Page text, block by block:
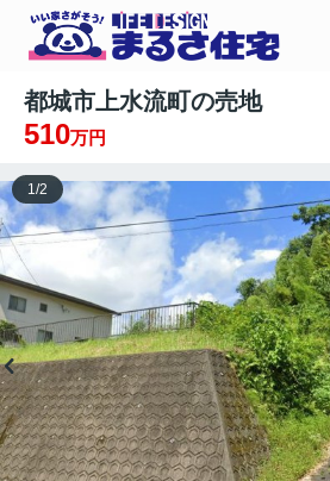
都城市上水流町の売地
510万円
1/2